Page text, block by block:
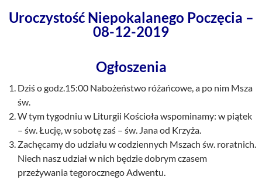
Uroczystość Niepokalanego Poczęcia –
08-12-2019
Ogłoszenia
Dziś o godz.15:00 Nabożeństwo różańcowe, a po nim Msza
św.
W tym tygodniu w Liturgii Kościoła wspominamy: w piątek
– św. Łucję, w sobotę zaś – św. Jana od Krzyża.
Zachęcamy do udziału w codziennych Mszach św. roratnich.
Niech nasz udział w nich będzie dobrym czasem
przeżywania tegorocznego Adwentu.